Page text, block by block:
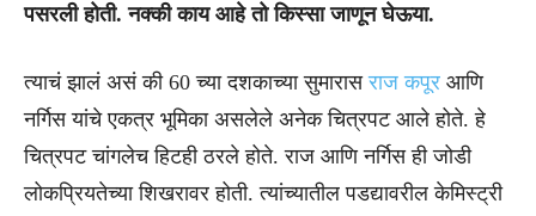
पसरली होती. नक्की काय आहे तो किस्सा जाणून घेऊया.
त्याचं झालं असं की 60 च्या दशकाच्या सुमारासराज कपूर आणि
नर्गिस यांचे एकत्र भूमिका असलेले अनेक चित्रपट आले होते. हे
चित्रपट चांगलेच हिटही ठरले होते. राज आणि नर्गिस ही जोडी
लोकप्रियतेच्या शिखरावर होती. त्यांच्यातील पडद्यावरील केमिस्ट्री